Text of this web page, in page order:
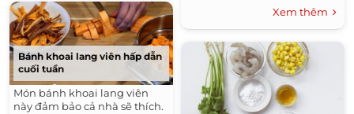
Bánh khoai lang viên hấp dẫn
cuối tuần
Món bánh khoai lang viên
này đảm bảo cả nhà sẽ thích.
Xem thêm